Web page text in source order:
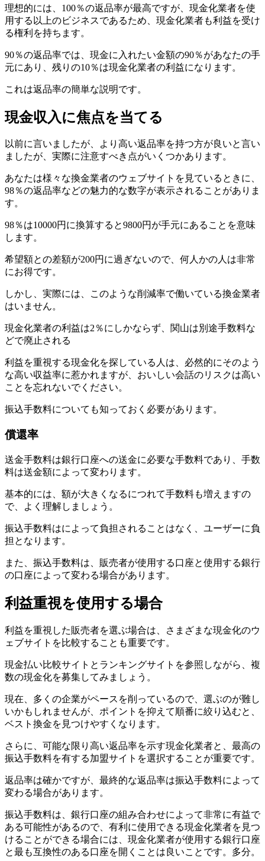
理想的には、100％の返品率が最高ですが、現金化業者を使
用する以上のビジネスであるため、現金化業者も利益を受け
る権利を持ちます。
90％の返品率では、現金に入れたい金額の90％があなたの手
元にあり、残りの10％は現金化業者の利益になります。
これは返品率の簡単な説明です。
現金収入に焦点を当てる
以前に言いましたが、より高い返品率を持つ方が良いと言い
ましたが、実際に注意すべき点がいくつかあります。
あなたは様々な換金業者のウェブサイトを見ているときに、
98％の返品率などの魅力的な数字が表示されることがありま
す。
98％は10000円に換算すると9800円が手元にあることを意味
します。
希望額との差額が200円に過ぎないので、何人かの人は非常
にお得です。
しかし、実際には、このような削減率で働いている換金業者
はいません。
現金化業者の利益は2％にしかならず、関山は別途手数料な
どで廃止される
利益を重視する現金化を探している人は、必然的にそのよう
な高い収益率に惹かれますが、おいしい会話のリスクは高い
ことを忘れないでください。
振込手数料についても知っておく必要があります。
償還率
送金手数料は銀行口座への送金に必要な手数料であり、手数
料は送金額によって変わります。
基本的には、額が大きくなるにつれて手数料も増えますの
で、よく理解しましょう。
振込手数料はによって負担されることはなく、ユーザーに負
担となります。
また、振込手数料は、販売者が使用する口座と使用する銀行
の口座によって変わる場合があります。
利益重視を使用する場合
利益を重視した販売者を選ぶ場合は、さまざまな現金化のウ
ェブサイトを比較することも重要です。
現金払い比較サイトとランキングサイトを参照しながら、複
数の現金化を募集してみましょう。
現在、多くの企業がペースを削っているので、選ぶのが難し
いかもしれませんが、ポイントを抑えて順番に絞り込むと、
ベスト換金を見つけやすくなります。
さらに、可能な限り高い返品率を示す現金化業者と、最高の
振込手数料を有する加盟サイトを選択することが重要です。
返品率は確かですが、最終的な返品率は振込手数料によって
変わる場合があります。
振込手数料は、銀行口座の組み合わせによって非常に有益で
ある可能性があるので、有利に使用できる現金化業者を見つ
けることができる場合には、現金化業者が使用する銀行口座
と最も互換性のある口座を開くことは良いことです。多分。